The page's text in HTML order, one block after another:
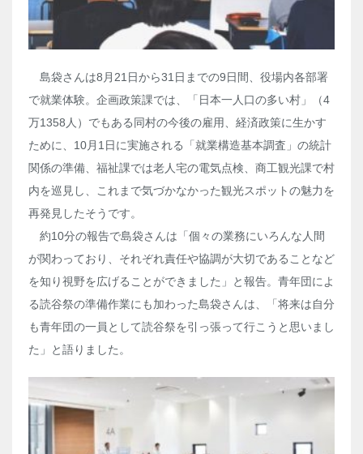
島袋さんは8月21日から31日までの9日間、役場内各部署
で就業体験。企画政策課では、「日本一人口の多い村」（4
万1358人）でもある同村の今後の雇用、経済政策に生かす
ために、10月1日に実施される「就業構造基本調査」の統計
関係の準備、福祉課では老人宅の電気点検、商工観光課で村
内を巡見し、これまで気づかなかった観光スポットの魅力を
再発見したそうです。
約10分の報告で島袋さんは「個々の業務にいろんな人間
が関わっており、それぞれ責任や協調が大切であることなど
を知り視野を広げることができました」と報告。青年団によ
る読谷祭の準備作業にも加わった島袋さんは、「将来は自分
も青年団の一員として読谷祭を引っ張って行こうと思いまし
た」と語りました。